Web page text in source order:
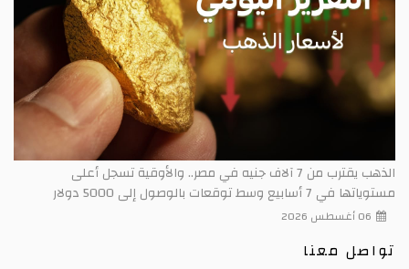
الذهب يقترب من 7 آلاف جنيه في مصر.. والأوقية تسجل أعلى
مستوياتها في 7 أسابيع وسط توقعات بالوصول إلى 5000 دولار
06 أغسطس 2026
تواصل معنا